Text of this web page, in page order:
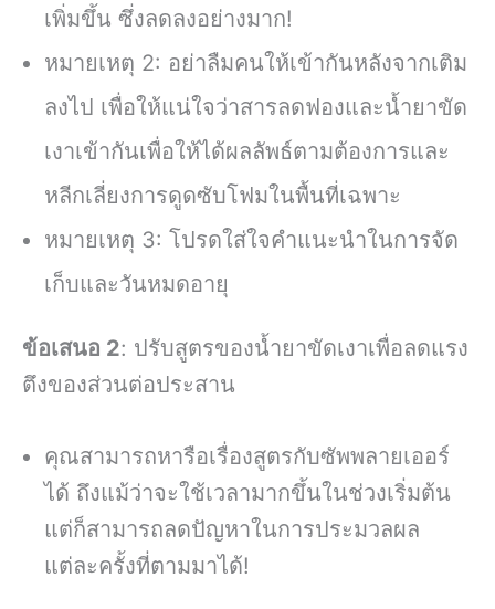
เพิ่มขึ้น ซึ่งลดลงอย่างมาก!
หมายเหตุ 2: อย่าลืมคนให้เข้ากันหลังจากเติม
ลงไป เพื่อให้แน่ใจว่าสารลดฟองและน้ำยาขัด
เงาเข้ากันเพื่อให้ได้ผลลัพธ์ตามต้องการและ
หลีกเลี่ยงการดูดซับโฟมในพื้นที่เฉพาะ
หมายเหตุ 3: โปรดใส่ใจคำแนะนำในการจัด
เก็บและวันหมดอายุ
ข้อเสนอ 2: ปรับสูตรของน้ำยาขัดเงาเพื่อลดแรง
ตึงของส่วนต่อประสาน
คุณสามารถหารือเรื่องสูตรกับซัพพลายเออร์
ได้ ถึงแม้ว่าจะใช้เวลามากขึ้นในช่วงเริ่มต้น
แต่ก็สามารถลดปัญหาในการประมวลผล
แต่ละครั้งที่ตามมาได้!